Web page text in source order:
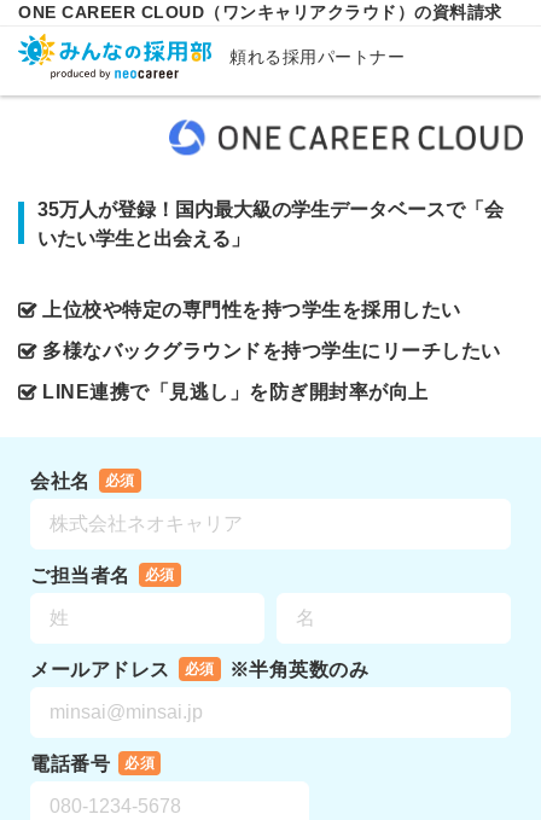
ONE CAREER CLOUD（ワンキャリアクラウド）の資料請求
頼れる採用パートナー
35万人が登録！国内最大級の学生データベースで「会
いたい学生と出会える」
上位校や特定の専門性を持つ学生を採用したい
多様なバックグラウンドを持つ学生にリーチしたい
LINE連携で「見逃し」を防ぎ開封率が向上
会社名 必須
ご担当者名 必須
メールアドレス 必須 ※半角英数のみ
電話番号 必須